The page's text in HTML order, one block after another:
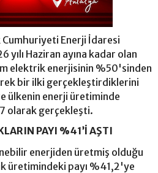
Cumhuriyeti Enerji İdaresi
Haziran ayına kadar olan
elektrik enerjisinin %50'sinden
bir ilki gerçekleştirdiklerini
ülkenin enerji üretiminde
olarak gerçekleşti.
PAYI %41’İ AŞTI
enerjiden üretmiş olduğu
üretimindeki payı %41,2'ye